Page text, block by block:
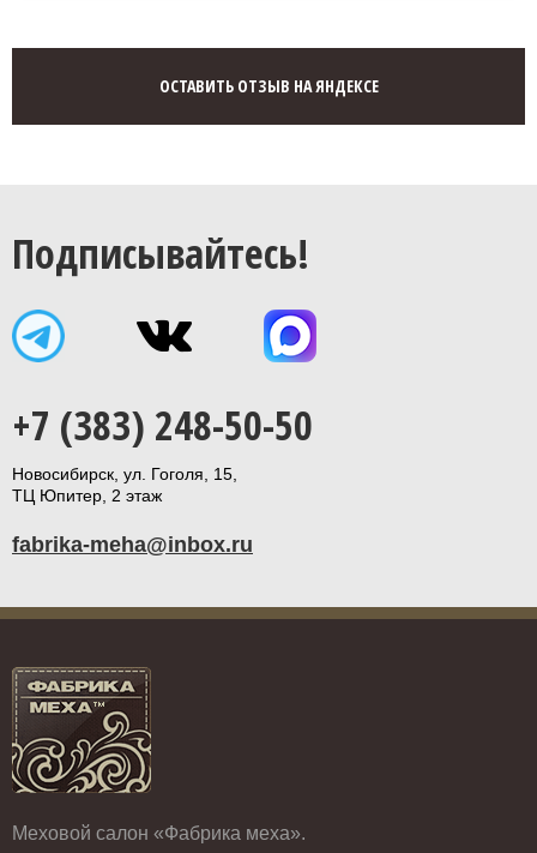
ОСТАВИТЬ ОТЗЫВ НА ЯНДЕКСЕ
Подписывайтесь!
+7 (383) 248-50-50
Новосибирск, ул. Гоголя, 15,
ТЦ Юпитер, 2 этаж
fabrika-meha@inbox.ru
Меховой салон «Фабрика меха».